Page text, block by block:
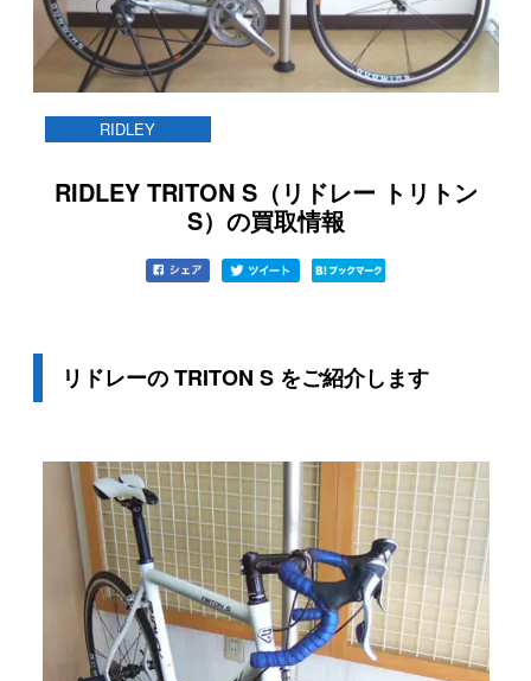
RIDLEY
RIDLEY TRITON S（リドレー トリトン
S）の買取情報
リドレーの TRITON S をご紹介します